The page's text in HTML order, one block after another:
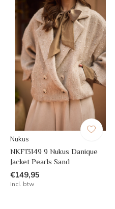
Nukus
NKF13149 9 Nukus Danique
Jacket Pearls Sand
€149,95
Incl. btw